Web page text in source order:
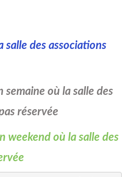
la presse
– Format
salle des associations
semaine où la salle des
réservée
weekend où la salle des